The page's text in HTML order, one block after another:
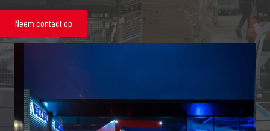
Neem contact op